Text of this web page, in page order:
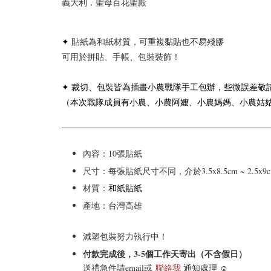
✦ 貼紙為和紙材質， 可重複黏貼也不易殘膠
可用於拼貼、手帳、包裝裝飾！
✦ 裁切、包裝皆為插畫小農戰隊手工包辦，些微誤差敬
（本次戰隊成員有小農、小農阿嬤、小農媽媽、小農姑
內容：10張貼紙
尺寸：每張貼紙尺寸不同，介於3.5x8.5cm ~
材質： 和紙貼紙
產地：台灣高雄
減塑包裝努力執行中！
付款完成後，3-5個工作天寄出（不含假日）
送禮急件請email或 聯絡我 通知處理 ☺